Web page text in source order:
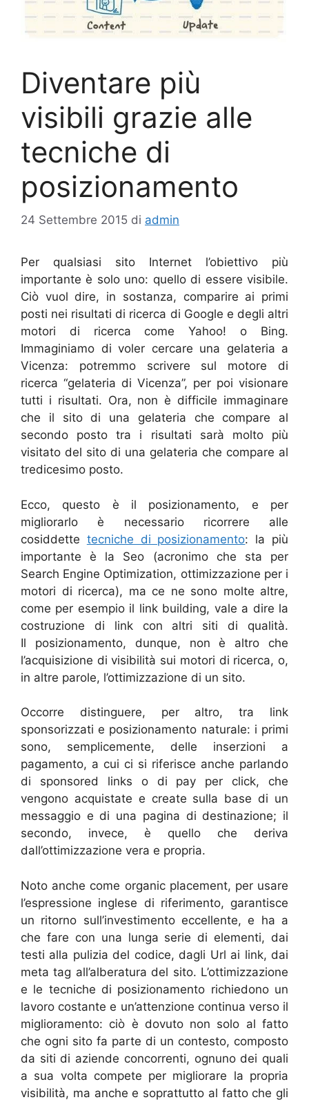
Diventare più
visibili grazie alle
tecniche di
posizionamento
24 Settembre 2015 di admin
Per qualsiasi sito Internet l’obiettivo più
importante è solo uno: quello di essere visibile.
Ciò vuol dire, in sostanza, comparire ai primi
posti nei risultati di ricerca di Google e degli altri
motori di ricerca come Yahoo! o Bing.
Immaginiamo di voler cercare una gelateria a
Vicenza: potremmo scrivere sul motore di
ricerca “gelateria di Vicenza”, per poi visionare
tutti i risultati. Ora, non è difficile immaginare
che il sito di una gelateria che compare al
secondo posto tra i risultati sarà molto più
visitato del sito di una gelateria che compare al
tredicesimo posto.
Ecco, questo è il posizionamento, e per
migliorarlo è necessario ricorrere alle
cosiddette tecniche di posizionamento: la più
importante è la Seo (acronimo che sta per
Search Engine Optimization, ottimizzazione per i
motori di ricerca), ma ce ne sono molte altre,
come per esempio il link building, vale a dire la
costruzione di link con altri siti di qualità.
Il posizionamento, dunque, non è altro che
l’acquisizione di visibilità sui motori di ricerca, o,
in altre parole, l’ottimizzazione di un sito.
Occorre distinguere, per altro, tra link
sponsorizzati e posizionamento naturale: i primi
sono, semplicemente, delle inserzioni a
pagamento, a cui ci si riferisce anche parlando
di sponsored links o di pay per click, che
vengono acquistate e create sulla base di un
messaggio e di una pagina di destinazione; il
secondo, invece, è quello che deriva
dall’ottimizzazione vera e propria.
Noto anche come organic placement, per usare
l’espressione inglese di riferimento, garantisce
un ritorno sull’investimento eccellente, e ha a
che fare con una lunga serie di elementi, dai
testi alla pulizia del codice, dagli Url ai link, dai
meta tag all’alberatura del sito. L’ottimizzazione
e le tecniche di posizionamento richiedono un
lavoro costante e un’attenzione continua verso il
miglioramento: ciò è dovuto non solo al fatto
che ogni sito fa parte di un contesto, composto
da siti di aziende concorrenti, ognuno dei quali
a sua volta compete per migliorare la propria
visibilità, ma anche e soprattutto al fatto che gli